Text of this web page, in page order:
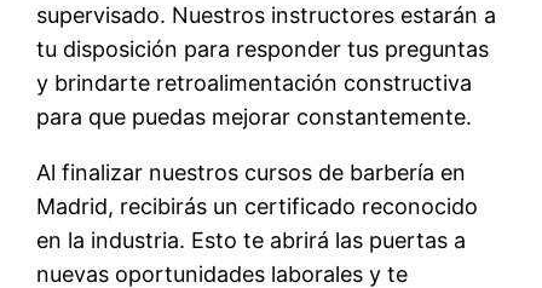
supervisado. Nuestros instructores estarán a
tu disposición para responder tus preguntas
y brindarte retroalimentación constructiva
para que puedas mejorar constantemente.
Al finalizar nuestros cursos de barbería en
Madrid, recibirás un certificado reconocido
en la industria. Esto te abrirá las puertas a
nuevas oportunidades laborales y te